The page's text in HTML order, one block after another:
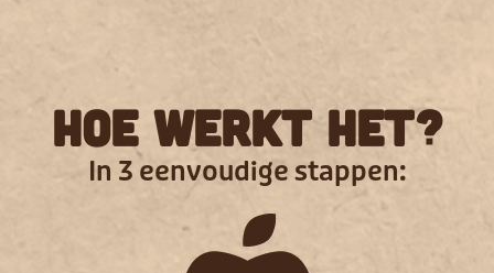
Hoe werkt het?
In 3 eenvoudige stappen: